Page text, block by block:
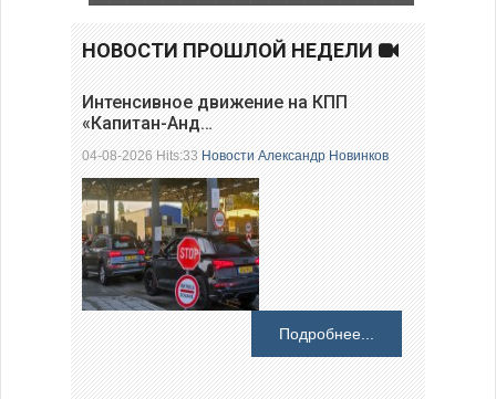
НОВОСТИ ПРОШЛОЙ НЕДЕЛИ
Интенсивное движение на КПП
«Капитан-Анд…
04-08-2026 Hits:33Новости Александр Новинков
Подробнее...